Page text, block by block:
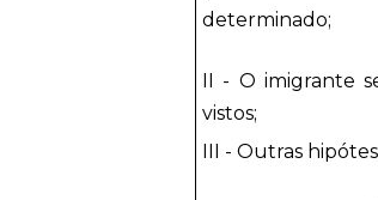
determinado;
II - O imigrante
vistos;
III - Outras